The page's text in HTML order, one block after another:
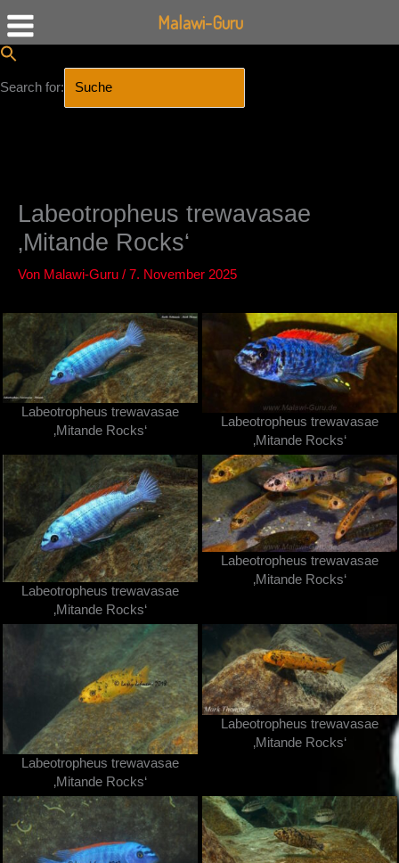
Search for:
Labeotropheus trewavasae
‚Mitande Rocks‘
Von Malawi-Guru / 7. November 2025
Labeotropheus trewavasae
‚Mitande Rocks‘
Labeotropheus trewavasae
‚Mitande Rocks‘
Labeotropheus trewavasae
‚Mitande Rocks‘
Labeotropheus trewavasae
‚Mitande Rocks‘
Labeotropheus trewavasae
‚Mitande Rocks‘
Labeotropheus trewavasae
‚Mitande Rocks‘
Malawi-Guru